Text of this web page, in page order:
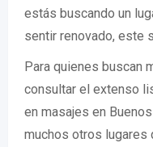
estás buscando un
sentir renovado, este
Para quienes buscan
consultar el extenso
en masajes en
muchos otros lugares